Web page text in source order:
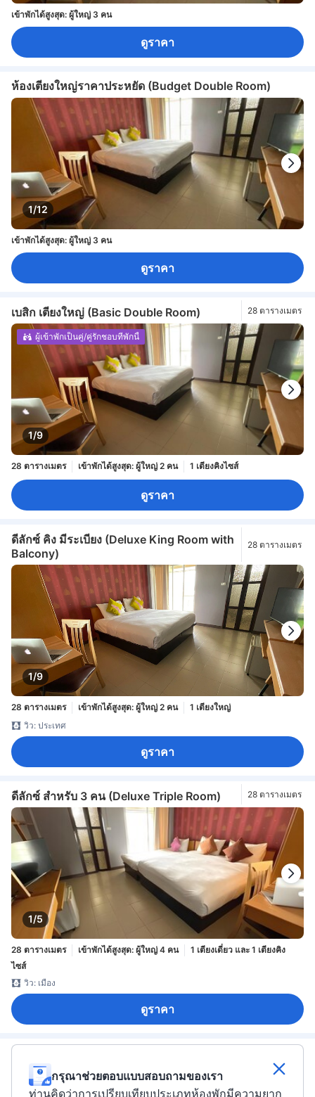
เข้าพักได้สูงสุด: ผู้ใหญ่ 3 คน
ดูราคา
ห้องเตียงใหญ่ราคาประหยัด (Budget Double Room)
1/12
เข้าพักได้สูงสุด: ผู้ใหญ่ 3 คน
ดูราคา
เบสิก เตียงใหญ่ (Basic Double Room) 28 ตารางเมตร
1/9
ผู้เข้าพักเป็นคู่/คู่รักชอบที่พักนี้
28 ตารางเมตร เข้าพักได้สูงสุด: ผู้ใหญ่ 2 คน 1 เตียงคิงไซส์
ดูราคา
ดีลักซ์ คิง มีระเบียง (Deluxe King Room with
Balcony)
28 ตารางเมตร
1/9
28 ตารางเมตร เข้าพักได้สูงสุด: ผู้ใหญ่ 2 คน
1 เตียงใหญ่
วิว: ประเทศ
ดูราคา
ดีลักซ์ สำหรับ 3 คน (Deluxe Triple Room) 28 ตารางเมตร
1/5
28 ตารางเมตร เข้าพักได้สูงสุด: ผู้ใหญ่ 4 คน
1 เตียงเดี่ยว และ 1 เตียงคิง
ไซส์
วิว: เมือง
ดูราคา
กรุณาช่วยตอบแบบสอบถามของเรา
ท่านคิดว่าการเปรียบเทียบประเภทห้องพักมีความยาก